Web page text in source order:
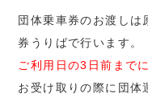
団体乗車券のお渡しは
券うりばで行います。
ご利用日の3日前まで
お受け取りの際に団体